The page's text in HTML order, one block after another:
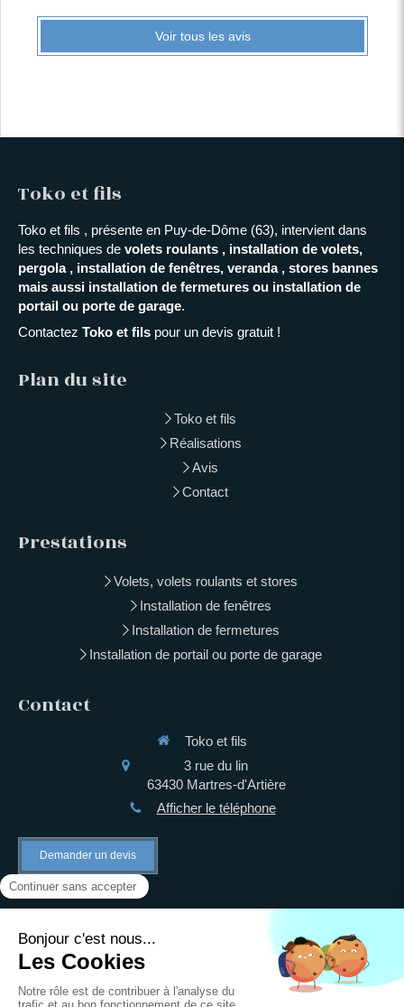
Voir tous les avis
Toko et fils
Toko et fils , présente en Puy-de-Dôme (63), intervient dans
les techniques de volets roulants , installation de volets,
pergola , installation de fenêtres, veranda , stores bannes
mais aussi installation de fermetures ou installation de
portail ou porte de garage.
Contactez Toko et fils pour un devis gratuit !
Plan du site
Toko et fils
Réalisations
Avis
Contact
Prestations
Volets, volets roulants et stores
Installation de fenêtres
Installation de fermetures
Installation de portail ou porte de garage
Contact
Toko et fils
3 rue du lin
63430 Martres-d'Artière
Afficher le téléphone
Demander un devis
Plan du site